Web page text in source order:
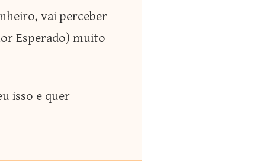
vai perceber
Esperado) muito
isso e quer